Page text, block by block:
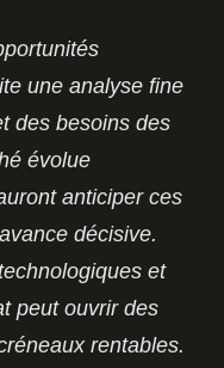
une analyse fine
des besoins des
évolue
anticiper ces
décisive.
et
peut ouvrir des
rentables.